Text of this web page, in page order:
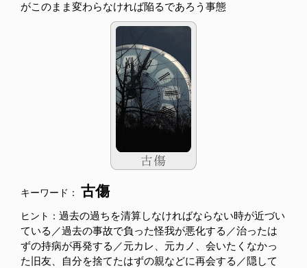
がこのまま変わらなければ陥るであろう事態
キーワード： 古傷
ヒント： 過去の過ちを清算しなければならない時が近づい
ている／過去の事故で負った怪我が悪化する／治ったは
ずの持病が再発する／元カレ、元カノ、会いたくなかっ
た旧友、自分を捨てたはずの親などに再会する／隠して